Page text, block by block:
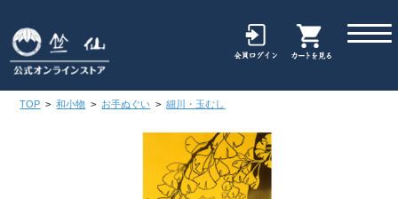
TOP > 和小物 > お手ぬぐい > 細川・玉むし